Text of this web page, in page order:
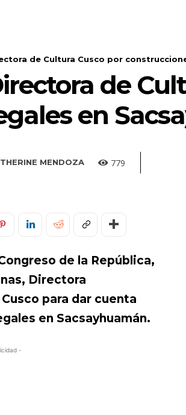
de Cultura Cusco por
de
en
MENDOZA 779
de la República,
Directora
para dar cuenta
en Sacsayhuamán.
-